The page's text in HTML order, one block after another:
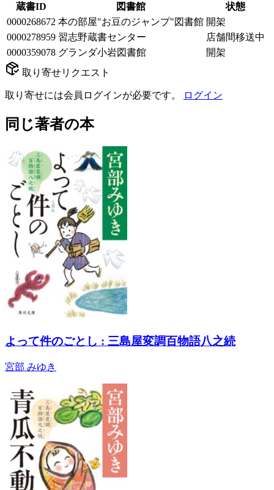
蔵書ID
図書館
状態
0000268672 本の部屋"お豆のジャンプ"図書館 開架
0000278959 習志野蔵書センター
店舗間移送中
0000359078 グランダ小岩図書館
開架
取り寄せリクエスト
取り寄せには会員ログインが必要です。 ログイン
同じ著者の本
よって件のごとし : 三島屋変調百物語八之続
宮部 みゆき